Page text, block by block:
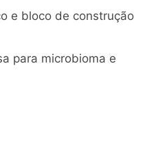
e bloco de construção
para microbioma e